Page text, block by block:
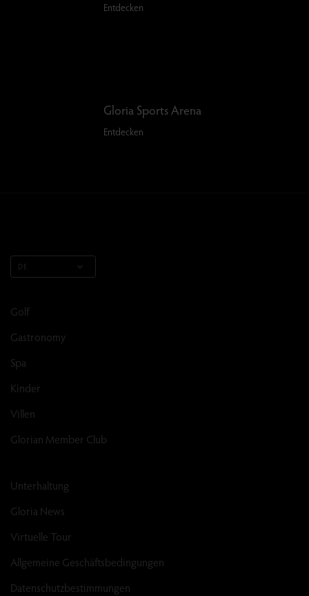
Entdecken
Gloria Sports Arena
Entdecken
DE
Golf
Gastronomy
Spa
Kinder
Villen
Glorian Member Club
Unterhaltung
Gloria News
Virtuelle Tour
Allgemeine Geschäftsbedingungen
Datenschutzbestimmungen